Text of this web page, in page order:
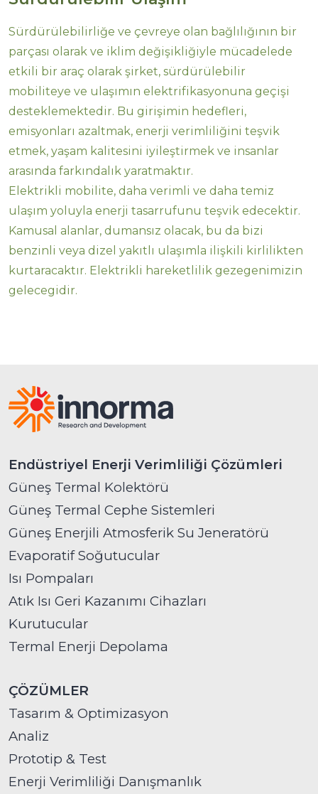
Sürdürülebilirliğe ve çevreye olan bağlılığının bir
parçası olarak ve iklim değişikliğiyle mücadelede
etkili bir araç olarak şirket, sürdürülebilir
mobiliteye ve ulaşımın elektrifikasyonuna geçişi
desteklemektedir. Bu girişimin hedefleri,
emisyonları azaltmak, enerji verimliliğini teşvik
etmek, yaşam kalitesini iyileştirmek ve insanlar
arasında farkındalık yaratmaktır.
Elektrikli mobilite, daha verimli ve daha temiz
ulaşım yoluyla enerji tasarrufunu teşvik edecektir.
Kamusal alanlar, dumansız olacak, bu da bizi
benzinli veya dizel yakıtlı ulaşımla ilişkili kirlilikten
kurtaracaktır. Elektrikli hareketlilik gezegenimizin
gelecegidir.
Endüstriyel Enerji Verimliliği Çözümleri
Güneş Termal Kolektörü
Güneş Termal Cephe Sistemleri
Güneş Enerjili Atmosferik Su Jeneratörü
Evaporatif Soğutucular
Isı Pompaları
Atık Isı Geri Kazanımı Cihazları
Kurutucular
Termal Enerji Depolama
ÇÖZÜMLER
Tasarım & Optimizasyon
Analiz
Prototip & Test
Enerji Verimliliği Danışmanlık